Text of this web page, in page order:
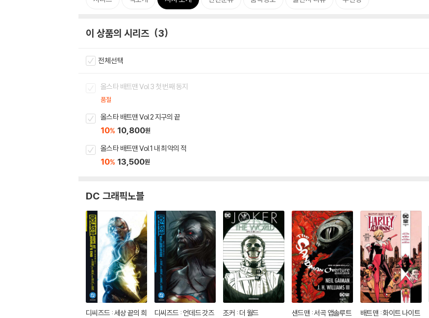
이 상품의 시리즈 3
전체선택
올스타 배트맨 Vol.3 첫 번째 동지
품절
올스타 배트맨 Vol.2 지구의 끝
10% 10,800원
올스타 배트맨 Vol.1 내 최악의 적
10% 13,500원
DC 그래픽노블
디씨즈드 : 세상 끝의 희
디씨즈드 : 언데드 갓즈
조커 : 더 월드 샌드맨 : 서곡 앱솔루트
배트맨 : 화이트 나이트